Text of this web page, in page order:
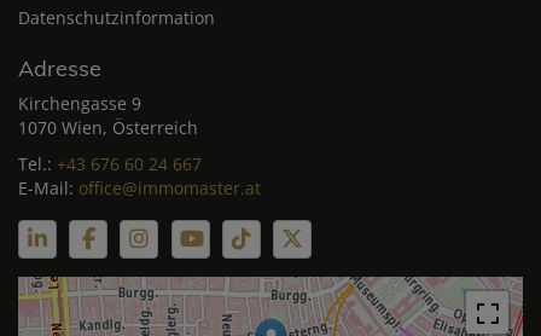
Datenschutzinformation
Adresse
Kirchengasse 9
1070 Wien, Österreich
Tel.: +43 676 60 24 667
E-Mail: office@immomaster.at